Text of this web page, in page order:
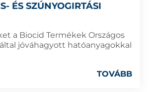
ÉS SZÚNYOGIRTÁSI
a Biocid Termékek Országos
jóváhagyott hatóanyagokkal
TOVÁBB